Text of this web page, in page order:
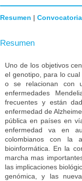
Resumen | Convocatoria
Resumen
Uno de los objetivos
el genotipo, para lo
o se relacionan con
enfermedades
frecuentes y están
enfermedad de
pública en países en
enfermedad va en
colombianos con la
bioinformática. En la
marcha mas
las implicaciones
genómica, y las